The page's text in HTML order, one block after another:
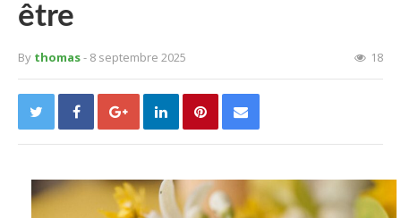
être
By thomas- 8 septembre 2025 18